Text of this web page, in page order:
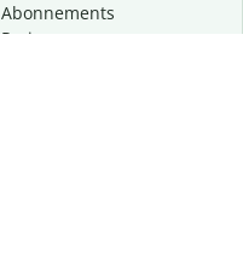
Abon­ne­ments
Preise